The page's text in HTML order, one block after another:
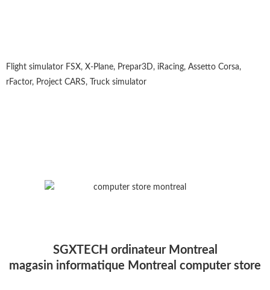
Flight simulator FSX, X-Plane, Prepar3D, iRacing, Assetto Corsa,
rFactor, Project CARS, Truck simulator
SGXTECH ordinateur Montreal
magasin informatique Montreal computer store